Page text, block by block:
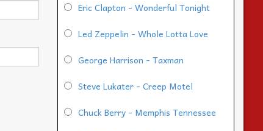
Eric Clapton - Wonderful Tonight
Led Zeppelin - Whole Lotta Love
George Harrison - Taxman
Steve Lukater - Creep Motel
Chuck Berry - Memphis Tennessee